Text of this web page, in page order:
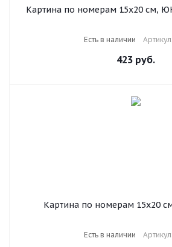
Картина по номерам 15х20 см,
Есть в наличии
423 руб.
Картина по номерам 15х20
Есть в наличии